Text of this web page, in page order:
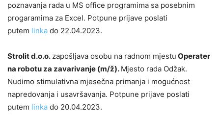
poznavanja rada u MS office programima sa posebnim
progaramima za Excel. Potpune prijave poslati
putem linka do 22.04.2023.
Strolit d.o.o. zapošljava osobu na radnom mjestu Operater
na robotu za zavarivanje (m/ž). Mjesto rada Odžak.
Nudimo stimulativna mjesečna primanja i mogućnost
napredovanja i usavršavanja. Potpune prijave poslati
putem linka do 20.04.2023.